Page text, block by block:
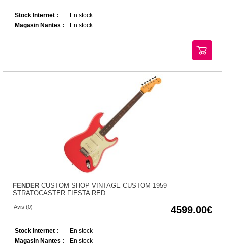
Stock Internet :
En stock
Magasin Nantes :
En stock
FENDER CUSTOM SHOP VINTAGE CUSTOM 1959
STRATOCASTER FIESTA RED
Avis (0) 4599.00
Stock Internet :
En stock
Magasin Nantes :
En stock